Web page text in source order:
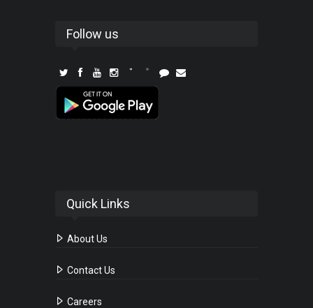
Follow us
Quick Links
About Us
Contact Us
Careers